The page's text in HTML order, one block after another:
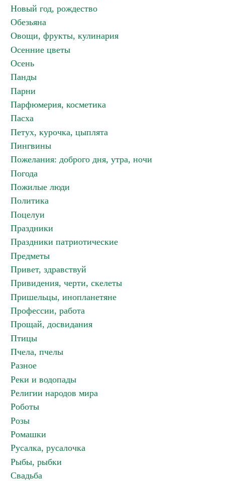
Новый год, рождество
Обезьяна
Овощи, фрукты, кулинария
Осенние цветы
Осень
Панды
Парни
Парфюмерия, косметика
Пасха
Петух, курочка, цыплята
Пингвины
Пожелания: доброго дня, утра, ночи
Погода
Пожилые люди
Политика
Поцелуи
Праздники
Праздники патриотические
Предметы
Привет, здравствуй
Привидения, черти, скелеты
Пришельцы, инопланетяне
Профессии, работа
Прощай, досвидания
Птицы
Пчела, пчелы
Разное
Реки и водопады
Религии народов мира
Роботы
Розы
Ромашки
Русалка, русалочка
Рыбы, рыбки
Свадьба